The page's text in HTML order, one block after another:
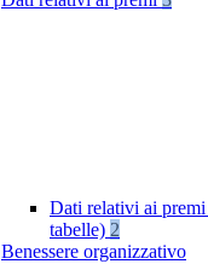
Dati relativi ai
tabelle) 2
Benessere organizzativo